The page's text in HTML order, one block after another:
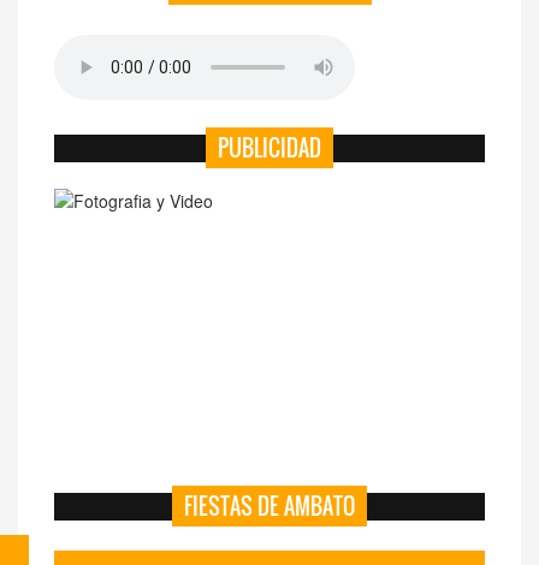
PUBLICIDAD
FIESTAS DE AMBATO